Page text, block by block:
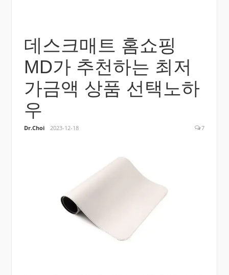
데스크매트 홈쇼핑
MD가 추천하는 최저
가금액 상품 선택노하
우
Dr.Choi 2023-12-18 7